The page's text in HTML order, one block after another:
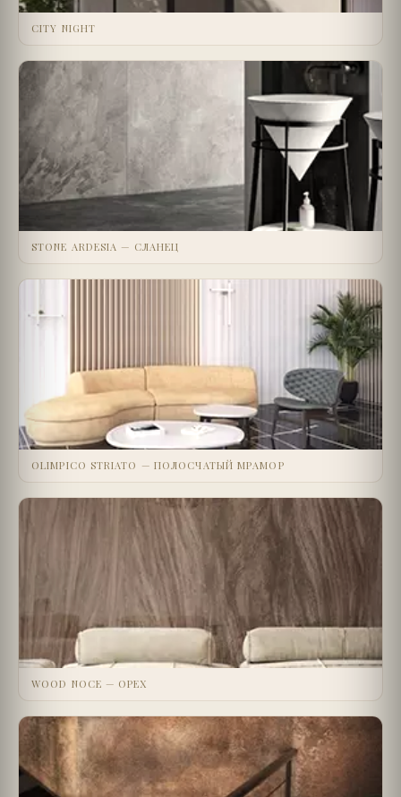
CITY NIGHT
STONE ARDESIA — СЛАНЕЦ
OLIMPICO STRIATO — ПОЛОСЧАТЫЙ МРАМОР
WOOD NOCE — ОРЕХ